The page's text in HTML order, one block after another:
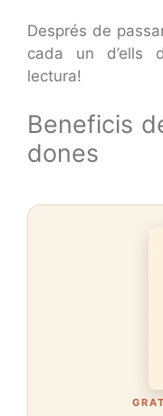
Després de
cada un d’ells
lectura!
Beneficis
dones